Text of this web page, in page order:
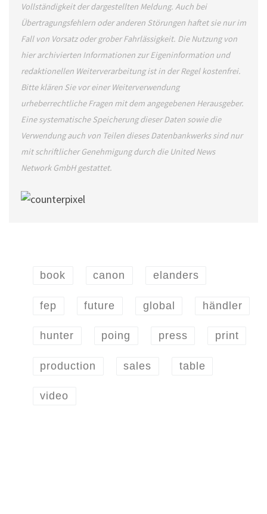
Vollständigkeit der dargestellten Meldung. Auch bei
Übertragungsfehlern oder anderen Störungen haftet sie nur im
Fall von Vorsatz oder grober Fahrlässigkeit. Die Nutzung von
hier archivierten Informationen zur Eigeninformation und
redaktionellen Weiterverarbeitung ist in der Regel kostenfrei.
Bitte klären Sie vor einer Weiterverwendung
urheberrechtliche Fragen mit dem angegebenen Herausgeber.
Eine systematische Speicherung dieser Daten sowie die
Verwendung auch von Teilen dieses Datenbankwerks sind nur
mit schriftlicher Genehmigung durch die United News
Network GmbH gestattet.
book canon elanders
fep future global händler
hunter poing press print
production sales table
video